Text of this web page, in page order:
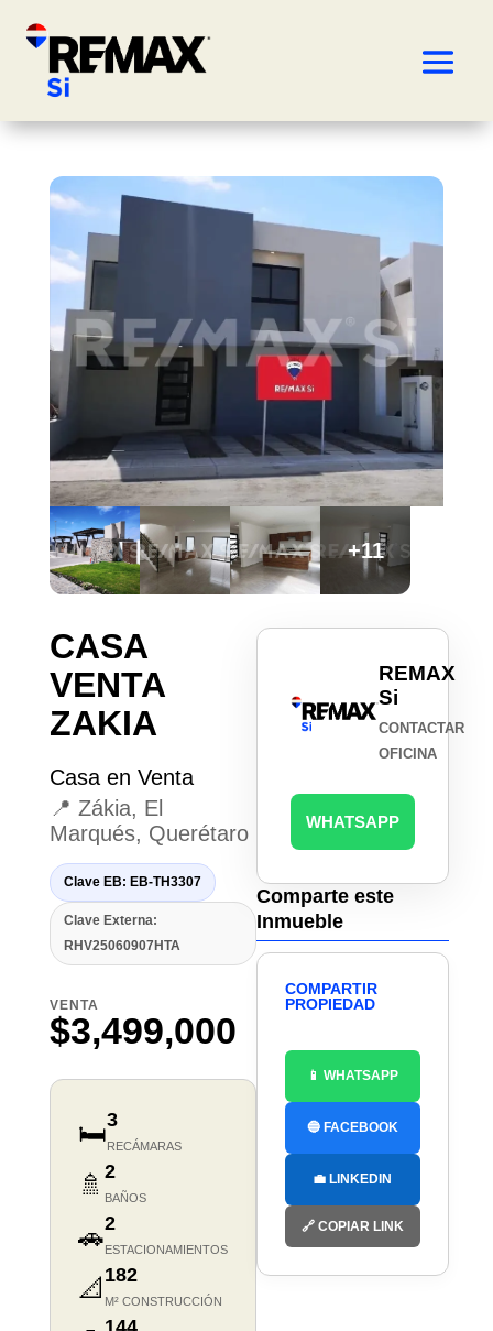
+11
CASA
VENTA
ZAKIA
Casa en Venta
📍 Zákia, El
Marqués, Querétaro
Clave EB: EB-TH3307
Clave Externa:
RHV25060907HTA
VENTA
$3,499,000
🛏️3
RECÁMARAS
🚿 2
BAÑOS
🚗2
ESTACIONAMIENTOS
📐 182
M² CONSTRUCCIÓN
REMAX
Si
CONTACTAR
OFICINA
WHATSAPP
Comparte este
Inmueble
COMPARTIR
PROPIEDAD
📱 WHATSAPP
🔵 FACEBOOK
💼 LINKEDIN
🔗 COPIAR LINK